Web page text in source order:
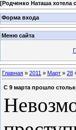
[Родченко Наташа хотела
Форма входа
Меню сайта
Главная » 2011 » Март » 28
С 9 марта прошло